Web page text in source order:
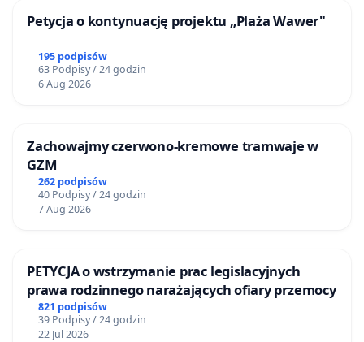
Petycja o kontynuację projektu „Plaża Wawer"
195 podpisów
63 Podpisy / 24 godzin
6 Aug 2026
Zachowajmy czerwono-kremowe tramwaje w
GZM
262 podpisów
40 Podpisy / 24 godzin
7 Aug 2026
PETYCJA o wstrzymanie prac legislacyjnych
prawa rodzinnego narażających ofiary przemocy
821 podpisów
39 Podpisy / 24 godzin
22 Jul 2026